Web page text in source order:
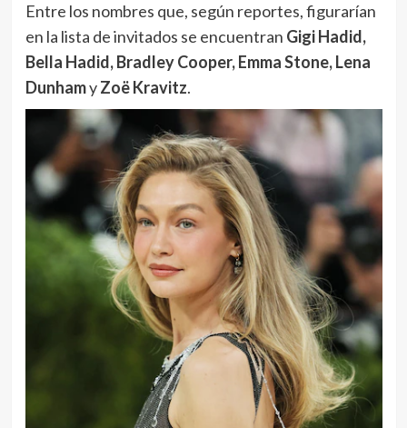
Entre los nombres que, según reportes, figurarían
en la lista de invitados se encuentran Gigi Hadid,
Bella Hadid, Bradley Cooper, Emma Stone, Lena
DunhamyZoë Kravitz.